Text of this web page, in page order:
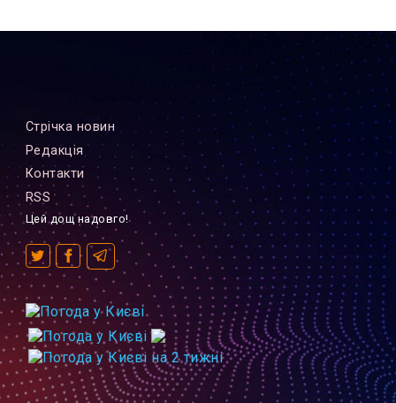
Стрiчка новин
Редакцiя
Контакти
RSS
Цей дощ надовго!